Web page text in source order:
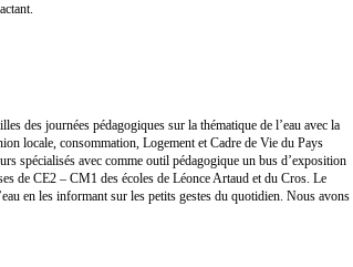
des journées pédagogiques sur la thématique de l’eau avec la
locale, consommation, Logement et Cadre de Vie du Pays
spécialisés avec comme outil pédagogique un bus d’exposition
de CE2 – CM1 des écoles de Léonce Artaud et du Cros. Le
en les informant sur les petits gestes du quotidien. Nous avons